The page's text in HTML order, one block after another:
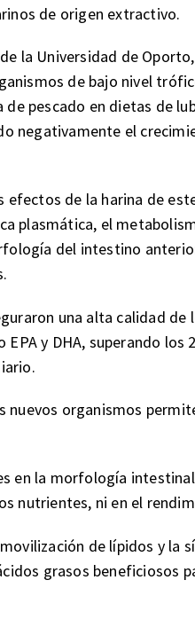
de origen extractivo.
la Universidad de
de bajo nivel
pescado en dietas de
negativamente el
efectos de la harina de
plasmática, el
del intestino
una alta calidad
y DHA, superando
organismos
en la morfología
nutrientes, ni en el
de lípidos y la
grasos beneficiosos